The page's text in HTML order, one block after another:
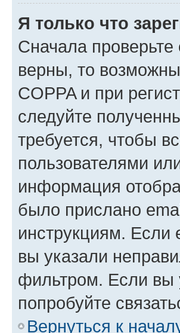
Я только что
Сначала
верны, то
COPPA и при
следуйте
требуется, чтобы
пользователями
информация
было прислано
инструкциям. Если
вы указали
фильтром. Если вы
попробуйте
Вернуться к